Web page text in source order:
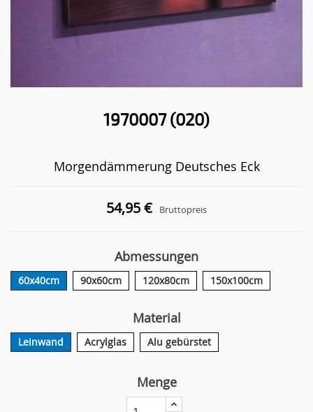
1970007 (020)
Morgendämmerung Deutsches Eck
54,95 € Bruttopreis
Abmessungen
60x40cm 90x60cm 120x80cm 150x100cm
Material
Leinwand Acrylglas Alu gebürstet
Menge